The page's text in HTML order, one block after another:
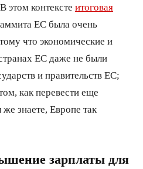
этом контексте итоговая
ЕС была очень
что экономические и
ЕС даже не были
и правительств ЕС;
как перевести еще
знаете, Европе так
зарплаты для